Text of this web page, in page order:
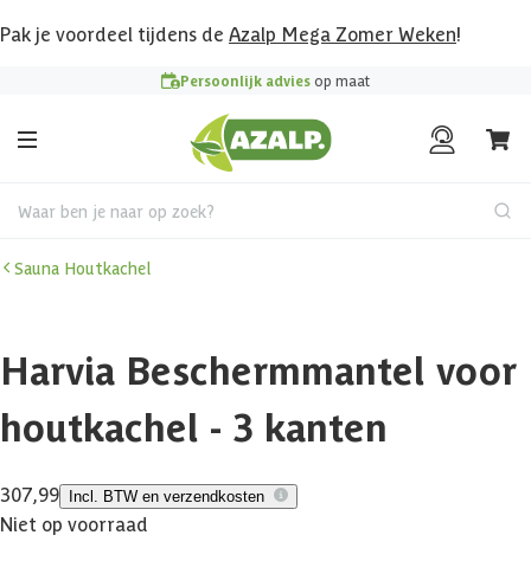
Pak je voordeel tijdens de Azalp Mega Zomer Weken!
Persoonlijk advies op maat
Waar ben je naar op zoek?
Sauna Houtkachel
Harvia Beschermmantel voor
houtkachel - 3 kanten
307,99 Incl. BTW en verzendkosten
Niet op voorraad